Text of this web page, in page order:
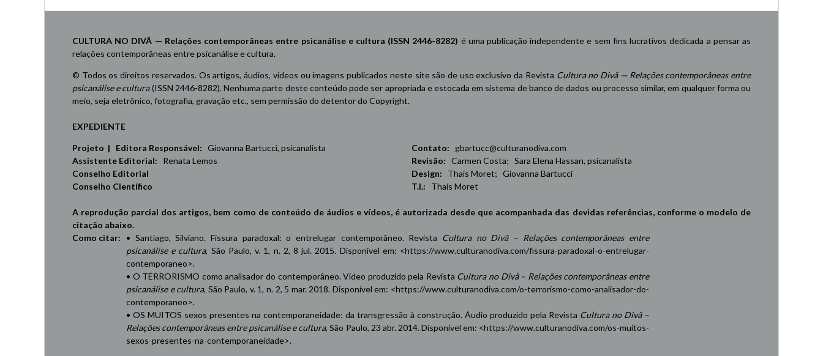
CULTURA NO DIVÃ — Relações contemporâneas entre psicanálise e cultura (ISSN 2446-8282) é uma publicação independente e sem fins lucrativos dedicada a pensar as
relações contemporâneas entre psicanálise e cultura.
© Todos os direitos reservados. Os artigos, áudios, vídeos ou imagens publicados neste site são de uso exclusivo da Revista Cultura no Divã — Relações contemporâneas entre
psicanálise e cultura(ISSN 2446-8282). Nenhuma parte deste conteúdo pode ser apropriada e estocada em sistema de banco de dados ou processo similar, em qualquer forma ou
meio, seja eletrônico, fotografia, gravação etc., sem permissão do detentor do Copyright.
EXPEDIENTE
Projeto | Editora Responsável: Giovanna Bartucci, psicanalista
Assistente Editorial: Renata Lemos
Conselho Editorial
Conselho Científico
Contato: gbartucc@culturanodiva.com
Revisão: Carmen Costa; Sara Elena Hassan, psicanalista
Design: Thaís Moret; Giovanna Bartucci
T.I.: Thaís Moret
A reprodução parcial dos artigos, bem como de conteúdo de áudios e vídeos, é autorizada desde que acompanhada das devidas referências, conforme o modelo de
citação abaixo.
Como citar:
• Santiago, Silviano. Fissura paradoxal: o entrelugar contemporâneo. Revista Cultura no Divã – Relações contemporâneas entre
psicanálise e cultura, São Paulo, v. 1, n. 2, 8 jul. 2015. Disponível em: <https://www.culturanodiva.com/fissura-paradoxal-o-entrelugar-
contemporaneo>.
• O TERRORISMO como analisador do contemporâneo. Vídeo produzido pela Revista Cultura no Divã – Relações contemporâneas entre
psicanálise e cultura, São Paulo, v. 1, n. 2, 5 mar. 2018. Disponível em: <https://www.culturanodiva.com/o-terrorismo-como-analisador-do-
contemporaneo>.
• OS MUITOS sexos presentes na contemporaneidade: da transgressão à construção. Áudio produzido pela Revista Cultura no Divã –
Relações contemporâneas entre psicanálise e cultura, São Paulo, 23 abr. 2014. Disponível em: <https://www.culturanodiva.com/os-muitos-
sexos-presentes-na-contemporaneidade>.